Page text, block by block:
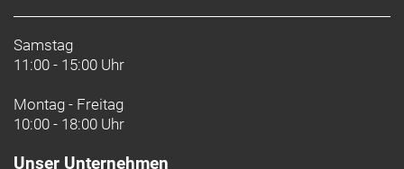
Samstag
11:00 - 15:00 Uhr
Montag - Freitag
10:00 - 18:00 Uhr
Unser Unternehmen